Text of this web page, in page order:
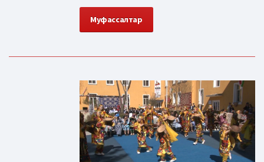
Муфассалтар